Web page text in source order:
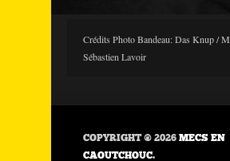
Crédits Photo Bandeau: Das Knup /
Sébastien Lavoir
COPYRIGHT © 2026 MECS EN
CAOUTCHOUC.